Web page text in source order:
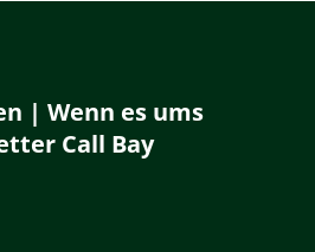
| Wenn es ums
Call Bay